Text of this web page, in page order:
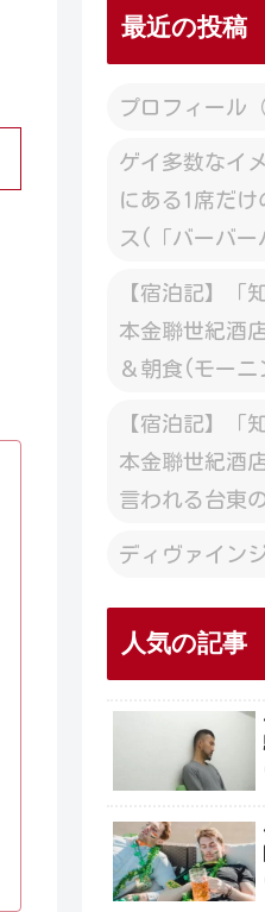
最近の投稿
プロフィール
ゲイ多数なイ
にある1席だ
ス(「バーバー
【宿泊記】「
本金聯世紀酒
＆朝食(モーニ
【宿泊記】「
本金聯世紀酒
言われる台東
ディヴァイン
人気の記事